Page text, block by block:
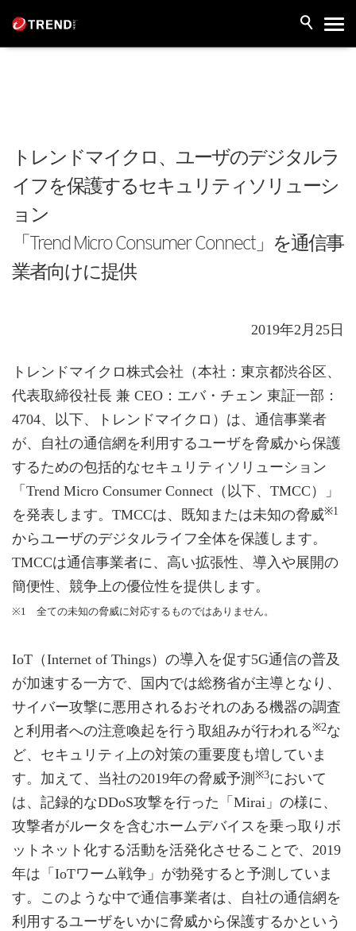
トレンドマイクロ、ユーザのデジタルラ
イフを保護するセキュリティソリューシ
ョン
「Trend Micro Consumer Connect」を通信事
業者向けに提供
2019年2月25日
トレンドマイクロ株式会社（本社：東京都渋谷区、
代表取締役社長 兼 CEO：エバ・チェン 東証一部：
4704、以下、トレンドマイクロ）は、通信事業者
が、自社の通信網を利用するユーザを脅威から保護
するための包括的なセキュリティソリューション
「Trend Micro Consumer Connect（以下、TMCC）」
を発表します。TMCCは、既知または未知の脅威※1
からユーザのデジタルライフ全体を保護します。
TMCCは通信事業者に、高い拡張性、導入や展開の
簡便性、競争上の優位性を提供します。
※1 全ての未知の脅威に対応するものではありません。
IoT（Internet of Things）の導入を促す5G通信の普及
が加速する一方で、国内では総務省が主導となり、
サイバー攻撃に悪用されるおそれのある機器の調査
と利用者への注意喚起を行う取組みが行われる※2な
ど、セキュリティ上の対策の重要度も増していま
す。加えて、当社の2019年の脅威予測 ※3において
は、記録的なDDoS攻撃を行った「Mirai」の様に、
攻撃者がルータを含むホームデバイスを乗っ取りボ
ットネット化する活動を活発化させることで、2019
年は「IoTワーム戦争」が勃発すると予測していま
す。このような中で通信事業者は、自社の通信網を
利用するユーザをいかに脅威から保護するかという